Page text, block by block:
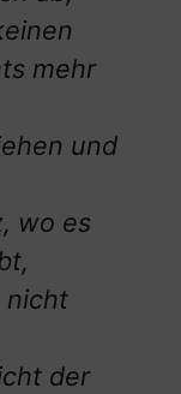
mehr
und
wo es
nicht
der